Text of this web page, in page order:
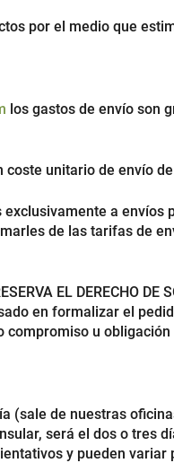
por el medio que
los gastos de envío son
unitario de envío de
a
de las tarifas de
EL DERECHO
en formalizar el
compromiso u
(sale de nuestras
será el dos o tres
y pueden